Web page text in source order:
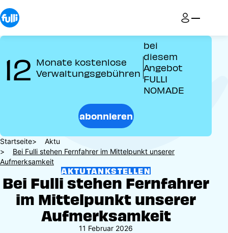
Direkt
zum
Inhalt
12 Monate kostenlose
Verwaltungsgebühren
bei
diesem
Angebot
FULLI
NOMADE
abonnieren
Pfadnavigation
Startseite
Aktu
Bei Fulli stehen Fernfahrer im Mittelpunkt unserer
Aufmerksamkeit
AKTUTANKSTELLEN
Bei Fulli stehen Fernfahrer
im Mittelpunkt unserer
Aufmerksamkeit
11 Februar 2026